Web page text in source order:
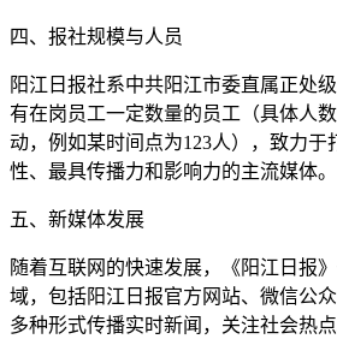
四、报社规模与人员
阳江日报社系中共阳江市委直属正处
有在岗员工一定数量的员工（具体人
动，例如某时间点为123人），致力于
性、最具传播力和影响力的主流媒体。
五、新媒体发展
随着互联网的快速发展，《阳江日报
域，包括阳江日报官方网站、微信公
多种形式传播实时新闻，关注社会热点